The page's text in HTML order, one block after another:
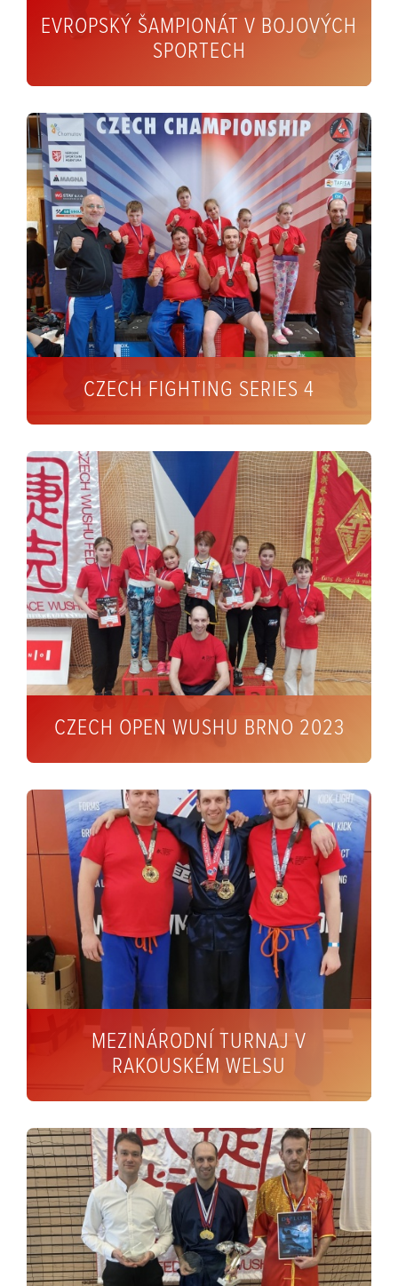
EVROPSKÝ ŠAMPIONÁT V BOJOVÝCH
SPORTECH
CZECH FIGHTING SERIES 4
CZECH OPEN WUSHU BRNO 2023
MEZINÁRODNÍ TURNAJ V
RAKOUSKÉM WELSU